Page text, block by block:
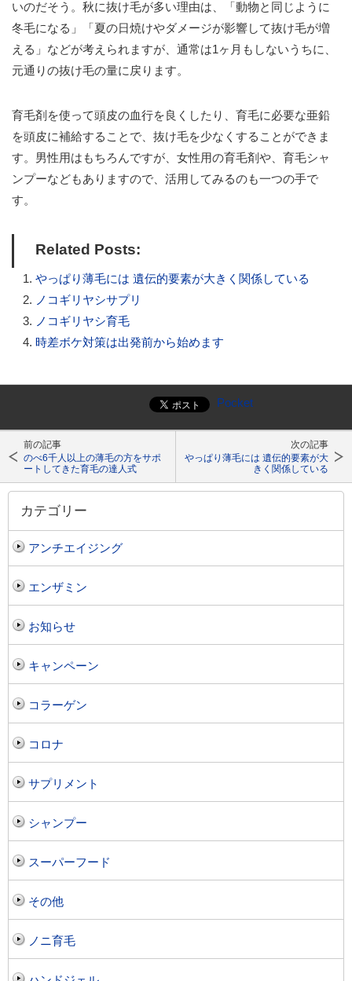
いのだそう。秋に抜け毛が多い理由は、「動物と同じように
冬毛になる」「夏の日焼けやダメージが影響して抜け毛が増
える」などが考えられますが、通常は1ヶ月もしないうちに、
元通りの抜け毛の量に戻ります。
育毛剤を使って頭皮の血行を良くしたり、育毛に必要な亜鉛
を頭皮に補給することで、抜け毛を少なくすることができま
す。男性用はもちろんですが、女性用の育毛剤や、育毛シャ
ンプーなどもありますので、活用してみるのも一つの手で
す。
Related Posts:
やっぱり薄毛には 遺伝的要素が大きく関係している
ノコギリヤシサプリ
ノコギリヤシ育毛
時差ボケ対策は出発前から始めます
Pocket
前の記事
のべ6千人以上の薄毛の方をサポ
ートしてきた育毛の達人式
次の記事
やっぱり薄毛には 遺伝的要素が大
きく関係している
カテゴリー
アンチエイジング
エンザミン
お知らせ
キャンペーン
コラーゲン
コロナ
サプリメント
シャンプー
スーパーフード
その他
ノニ育毛